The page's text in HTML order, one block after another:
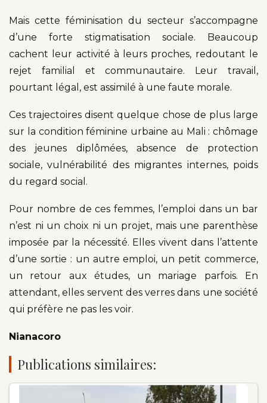
Mais cette féminisation du secteur s’accompagne
d’une forte stigmatisation sociale. Beaucoup
cachent leur activité à leurs proches, redoutant le
rejet familial et communautaire. Leur travail,
pourtant légal, est assimilé à une faute morale.
Ces trajectoires disent quelque chose de plus large
sur la condition féminine urbaine au Mali : chômage
des jeunes diplômées, absence de protection
sociale, vulnérabilité des migrantes internes, poids
du regard social.
Pour nombre de ces femmes, l’emploi dans un bar
n’est ni un choix ni un projet, mais une parenthèse
imposée par la nécessité. Elles vivent dans l’attente
d’une sortie : un autre emploi, un petit commerce,
un retour aux études, un mariage parfois. En
attendant, elles servent des verres dans une société
qui préfère ne pas les voir.
Nianacoro
Publications similaires: